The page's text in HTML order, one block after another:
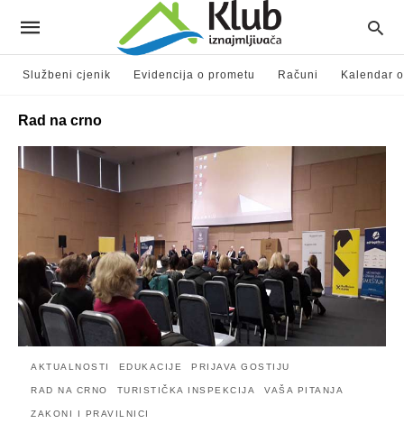
Službeni cjenik Evidencija o prometu Računi Kalendar
Rad na crno
AKTUALNOSTI EDUKACIJE PRIJAVA GOSTIJU
RAD NA CRNO TURISTIČKA INSPEKCIJA VAŠA PITANJA
ZAKONI I PRAVILNICI